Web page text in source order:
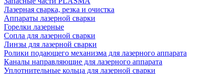
Лазерная сварка, резка и очистка
Аппараты лазерной сварки
Горелки лазерные
Сопла для лазерной сварки
Линзы для лазерной сварки
Ролики подающего механизма для лазерного аппарата
Каналы направляющие для лазерного аппарата
Уплотнительные кольца для лазерной сварки